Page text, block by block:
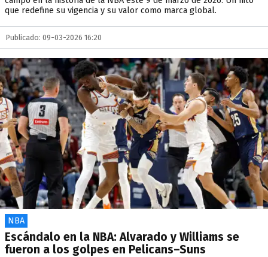
que redefine su vigencia y su valor como marca global.
Publicado: 09-03-2026 16:20
NBA
Escándalo en la NBA: Alvarado y Williams se
fueron a los golpes en Pelicans–Suns